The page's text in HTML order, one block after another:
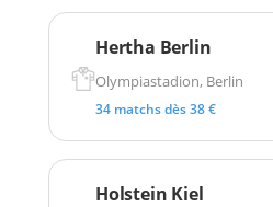
Hertha Berlin
Olympiastadion, Berlin
34 matchs dès 38 €
Holstein Kiel